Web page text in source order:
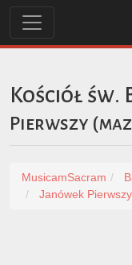
Kościół
Pierwszy (
MusicamSacram
Janówek Pierwszy